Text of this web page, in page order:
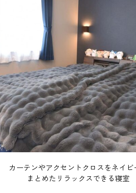
カーテンやアクセントクロスをネイビ
まとめたリラックスできる寝室